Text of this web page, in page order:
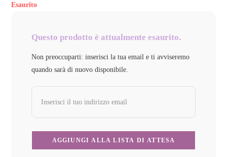
Esaurito
Questo prodotto è attualmente esaurito.
Non preoccuparti: inserisci la tua email e ti avviseremo
quando sarà di nuovo disponibile.